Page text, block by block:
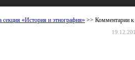
«История и этнография» >> Комментарии к